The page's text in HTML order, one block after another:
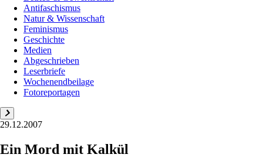
Antifaschismus
Natur & Wissenschaft
Feminismus
Geschichte
Medien
Abgeschrieben
Leserbriefe
Wochenendbeilage
Fotoreportagen
29.12.2007
Ein Mord mit Kalkül